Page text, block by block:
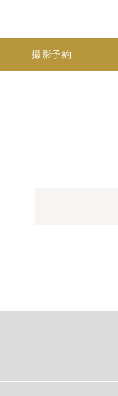
撮影予約